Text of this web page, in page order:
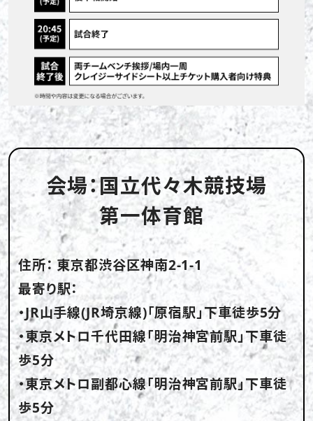
会場：国立代々木競技場
第一体育館
住所： 東京都渋谷区神南2-1-1
最寄り駅：
・JR山手線(JR埼京線)｢原宿駅｣下車徒歩5分
・東京メトロ千代田線｢明治神宮前駅｣下車徒
歩5分
・東京メトロ副都心線｢明治神宮前駅｣下車徒
歩5分